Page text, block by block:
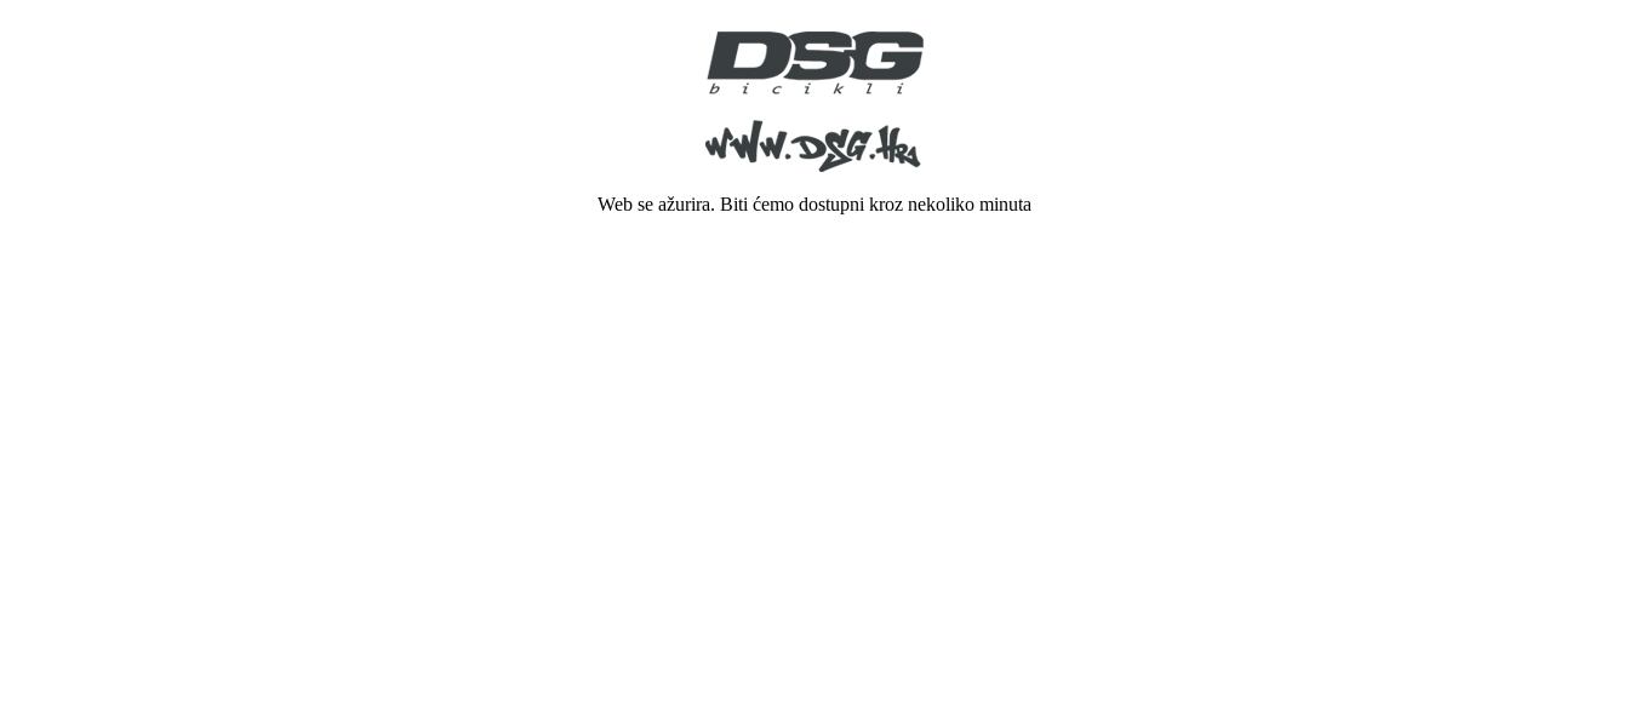
Web se ažurira. Biti ćemo dostupni kroz nekoliko minuta